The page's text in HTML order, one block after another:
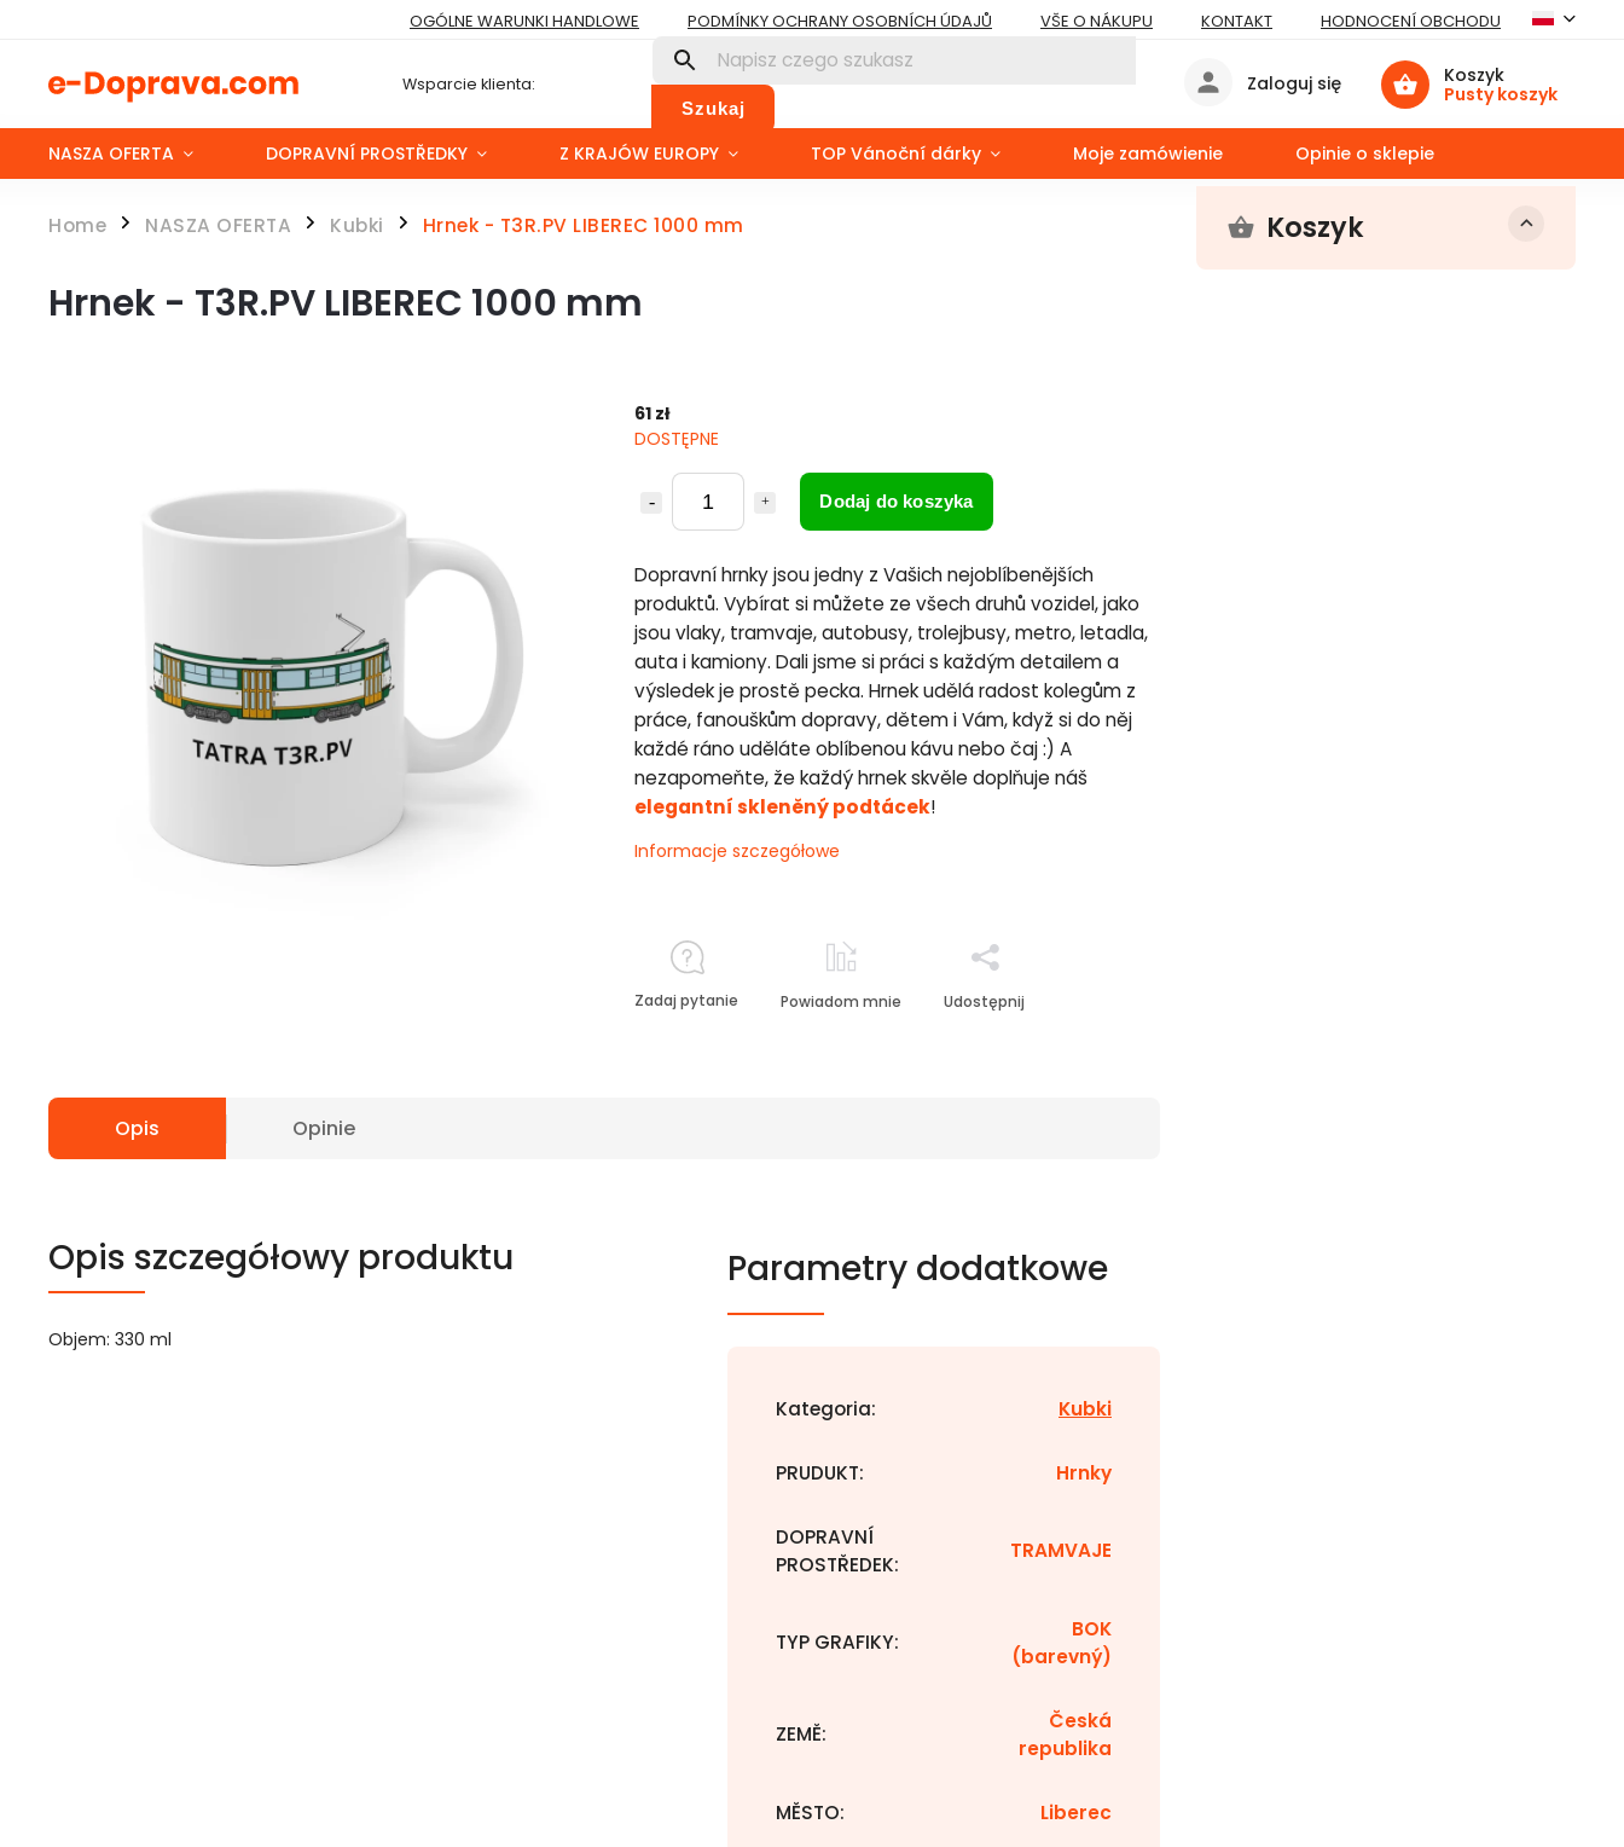
OGÓLNE WARUNKI HANDLOWE PODMÍNKY OCHRANY OSOBNÍCH ÚDAJŮ VŠE O NÁKUPU KONTAKT HODNOCENÍ OBCHODU
Wsparcie klienta:
Szukaj
Koszyk
Pusty koszyk
Zaloguj się
NASZA OFERTA DOPRAVNÍ PROSTŘEDKY Z KRAJÓW EUROPY TOP Vánoční dárky Moje zamówienie Opinie o sklepie
Home / NASZA OFERTA / Kubki / Hrnek - T3R.PV LIBEREC 1000 mm Koszyk
Hrnek - T3R.PV LIBEREC 1000 mm
61 zł
DOSTĘPNE
Dodaj do koszyka
Dopravní hrnky jsou jedny z Vašich nejoblíbenějších
produktů. Vybírat si můžete ze všech druhů vozidel, jako
jsou vlaky, tramvaje, autobusy, trolejbusy, metro, letadla,
auta i kamiony. Dali jsme si práci s každým detailem a
výsledek je prostě pecka. Hrnek udělá radost kolegům z
práce, fanouškům dopravy, dětem i Vám, když si do něj
každé ráno uděláte oblíbenou kávu nebo čaj :) A
nezapomeňte, že každý hrnek skvěle doplňuje náš
elegantní skleněný podtácek!
Informacje szczegółowe
Zadaj pytanie Powiadom mnie Udostępnij
Opis Opinie
Opis szczegółowy produktu
Objem: 330 ml
Parametry dodatkowe
Kategoria: Kubki
PRUDUKT: Hrnky
DOPRAVNÍ
PROSTŘEDEK:
TRAMVAJE
TYP GRAFIKY:
BOK
(barevný)
ZEMĚ:
Česká
republika
MĚSTO: Liberec